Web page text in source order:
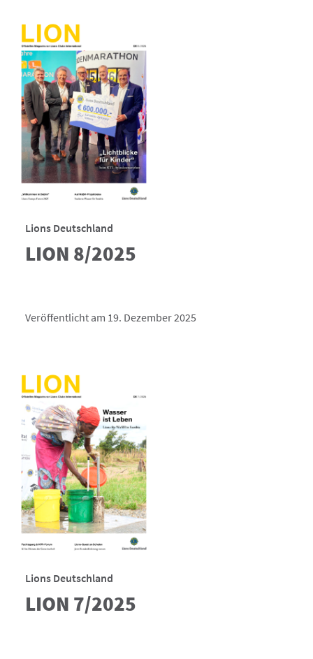
Lions Deutschland
LION 8/2025
Veröffentlicht am 19. Dezember 2025
Lions Deutschland
LION 7/2025